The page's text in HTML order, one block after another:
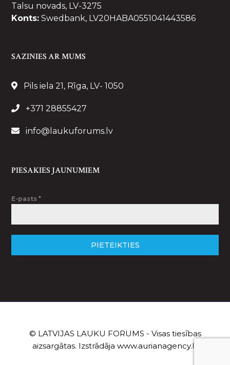
Talsu novads, LV-3275
Konts: Swedbank, LV20HABA0551041443586
SAZINIES AR MUMS
Pils iela 21, Rīga, LV- 1050
+371 28855427
info@laukuforums.lv
PIESAKIES JAUNUMIEM
E-pasts*
PIETEIKTIES
© LATVIJAS LAUKU FORUMS - Visas tiesības
aizsargātas. Izstrādāja www.aurianagency.lv